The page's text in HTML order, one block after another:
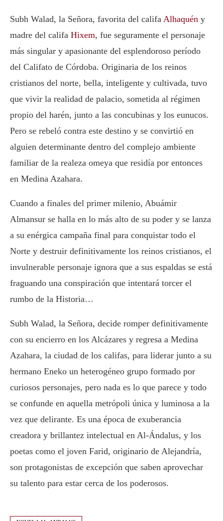
Subh Walad, la Señora, favorita del califa Alhaquén y
madre del califa Hixem, fue seguramente el personaje
más singular y apasionante del esplendoroso período
del Califato de Córdoba. Originaria de los reinos
cristianos del norte, bella, inteligente y cultivada, tuvo
que vivir la realidad de palacio, sometida al régimen
propio del harén, junto a las concubinas y los eunucos.
Pero se rebeló contra este destino y se convirtió en
alguien determinante dentro del complejo ambiente
familiar de la realeza omeya que residía por entonces
en Medina Azahara.
Cuando a finales del primer milenio, Abuámir
Almansur se halla en lo más alto de su poder y se lanza
a su enérgica campaña final para conquistar todo el
Norte y destruir definitivamente los reinos cristianos, el
invulnerable personaje ignora que a sus espaldas se está
fraguando una conspiración que intentará torcer el
rumbo de la Historia…
Subh Walad, la Señora, decide romper definitivamente
con su encierro en los Alcázares y regresa a Medina
Azahara, la ciudad de los califas, para liderar junto a su
hermano Eneko un heterogéneo grupo formado por
curiosos personajes, pero nada es lo que parece y todo
se confunde en aquella metrópoli única y luminosa a la
vez que delirante. Es una época de exuberancia
creadora y brillantez intelectual en Al-Ándalus, y los
poetas como el joven Farid, originario de Alejandría,
son protagonistas de excepción que saben aprovechar
su talento para estar cerca de los poderosos.